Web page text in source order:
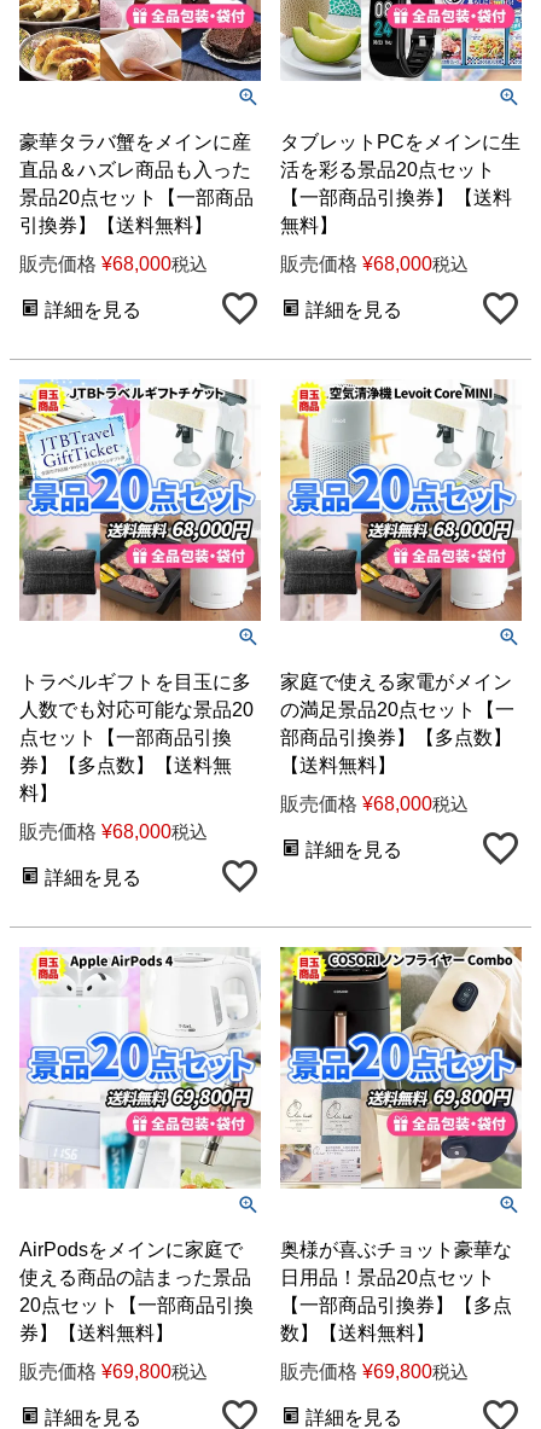
豪華タラバ蟹をメインに産
直品＆ハズレ商品も入った
景品20点セット【一部商品
引換券】【送料無料】
販売価格 ¥68,000税込
詳細を見る
タブレットPCをメインに生
活を彩る景品20点セット
【一部商品引換券】【送料
無料】
販売価格 ¥68,000税込
詳細を見る
トラベルギフトを目玉に多
人数でも対応可能な景品20
点セット【一部商品引換
券】【多点数】【送料無
料】
販売価格 ¥68,000税込
詳細を見る
家庭で使える家電がメイン
の満足景品20点セット【一
部商品引換券】【多点数】
【送料無料】
販売価格 ¥68,000税込
詳細を見る
AirPodsをメインに家庭で
使える商品の詰まった景品
20点セット【一部商品引換
券】【送料無料】
販売価格 ¥69,800税込
詳細を見る
奥様が喜ぶチョット豪華な
日用品！景品20点セット
【一部商品引換券】【多点
数】【送料無料】
販売価格 ¥69,800税込
詳細を見る